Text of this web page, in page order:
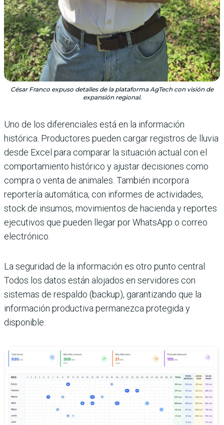
César Franco expuso detalles de la plataforma AgTech con visión de
expansión regional.
Uno de los diferenciales está en la información
histórica. Productores pueden cargar registros de lluvia
desde Excel para comparar la situación actual con el
comportamiento histórico y ajustar decisiones como
compra o venta de animales. También incorpora
reportería automática, con informes de actividades,
stock de insumos, movimientos de hacienda y reportes
ejecutivos que pueden llegar por WhatsApp o correo
electrónico.
La seguridad de la información es otro punto central.
Todos los datos están alojados en servidores con
sistemas de respaldo (backup), garantizando que la
información productiva permanezca protegida y
disponible.